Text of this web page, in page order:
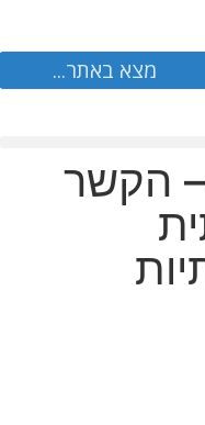
הקשר